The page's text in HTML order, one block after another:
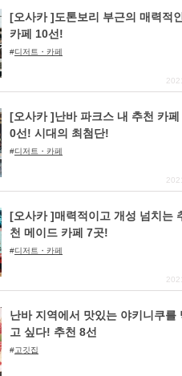
[오사카 ]도톤보리 부근의 매력적
카페 10선!
디저트・카페
[오사카 ]난바 파크스 내 추천 카페
0선! 시대의 최첨단!
디저트・카페
[오사카 ]매력적이고 개성 넘치는
천 메이드 카페 7곳!
디저트・카페
난바 지역에서 맛있는 야키니쿠를
고 싶다! 추천 8선
고깃집